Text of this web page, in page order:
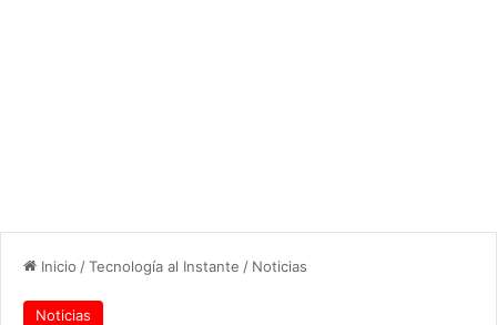
Inicio /Tecnología al Instante / Noticias
Noticias